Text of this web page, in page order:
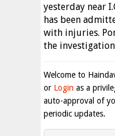
yesterday near
has been
with injuries.
the
Welcome to
or Login as a
auto-approval of
periodic updates.